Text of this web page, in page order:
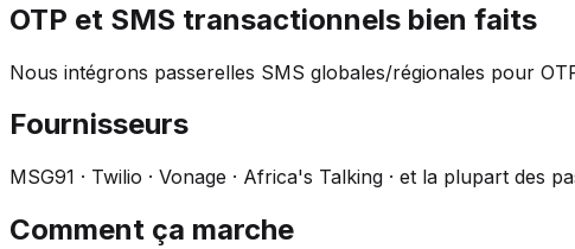
OTP et SMS transactionnels bien faits
Nous intégrons passerelles SMS globales/régionales pour
Fournisseurs
MSG91 · Twilio · Vonage · Africa's Talking · et la plupart des
Comment ça marche